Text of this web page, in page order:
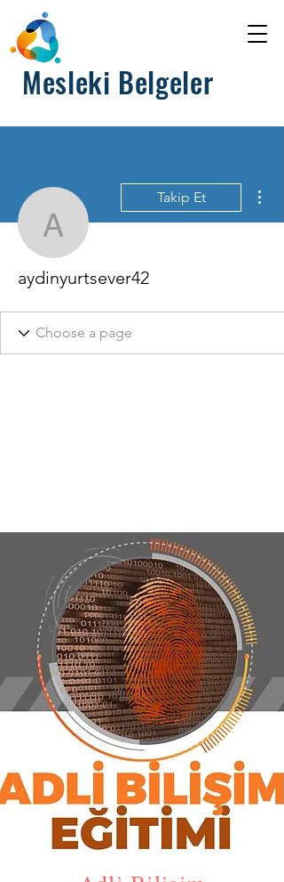
Mesleki Belgeler
aydinyurtsever42
Takip Et
aydinyurtsever42